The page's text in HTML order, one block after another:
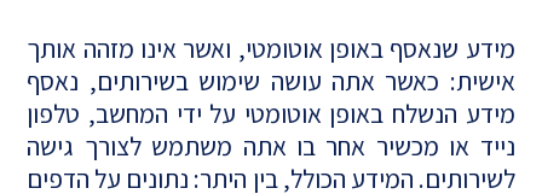
מידע שנאסף באופן אוטומטי, ואשר אינו מזהה אותך
אישית: כאשר אתה עושה שימוש בשירותים, נאסף
מידע הנשלח באופן אוטומטי על ידי המחשב, טלפון
נייד או מכשיר אחר בו אתה משתמש לצורך גישה
לשירותים. המידע הכולל, בין היתר: נתונים על הדפים